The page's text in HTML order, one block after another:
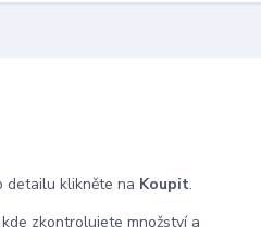
detailu klikněte na Koupit.
zkontrolujete množství a